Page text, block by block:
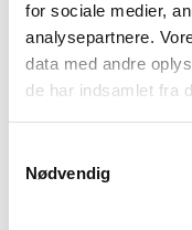
for sociale medier,
analysepartnere.
data med andre
de har indsamlet fra
Nødvendig